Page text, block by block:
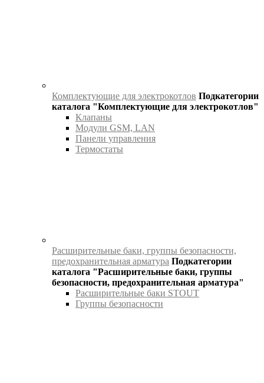
Комплектующие для электрокотлов Подкатегории
каталога "Комплектующие для электрокотлов"
Клапаны
Модули GSM, LAN
Панели управления
Термостаты
Расширительные баки, группы безопасности,
предохранительная арматура Подкатегории
каталога "Расширительные баки, группы
безопасности, предохранительная арматура"
Расширительные баки STOUT
Группы безопасности